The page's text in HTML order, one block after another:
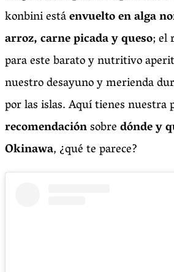
konbini estáenvuelto en alga
arroz, carne picada y queso; el
para este barato y nutritivo
nuestro desayuno y merienda
por las islas. Aquí tienes nuestra
recomendaciónsobredónde y
Okinawa, ¿qué te parece?